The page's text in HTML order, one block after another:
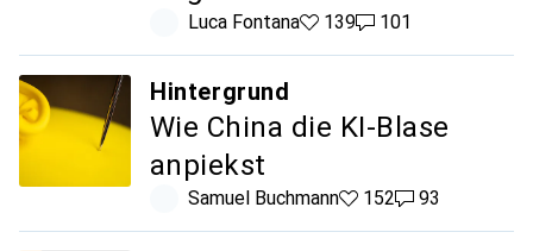
Luca Fontana139 Likes
139101 Kommentare
101
Hintergrund
Wie China die KI-Blase
anpiekst
Samuel Buchmann152 Likes
15293 Kommentare
93